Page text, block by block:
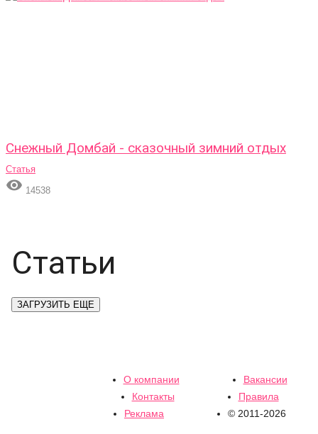
Снежный Домбай - сказочный зимний отдых
Статья
 14538
Статьи
ЗАГРУЗИТЬ ЕЩЕ
О компании
Вакансии
Контакты
Правила
Реклама
© 2011-2026